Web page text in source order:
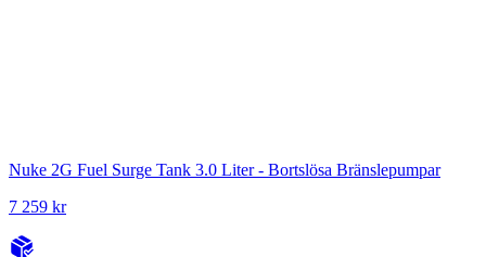
Nuke 2G Fuel Surge Tank 3.0 Liter - Bortslösa Bränslepumpar
7 259 kr